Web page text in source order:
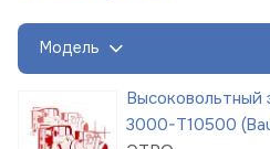
Модель
Высоковольтный
3000-Т10500